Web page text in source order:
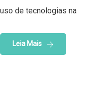
uso de tecnologias na
Leia Mais